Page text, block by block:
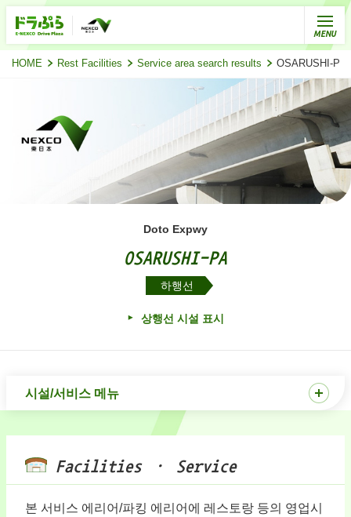
HOME Rest Facilities Service area search results OSARUSHI-PA
Doto Expwy
OSARUSHI-PA
하행선
상행선 시설 표시
시설/서비스 메뉴
Facilities · Service
본 서비스 에리어/파킹 에리어에 레스토랑 등의 영업시